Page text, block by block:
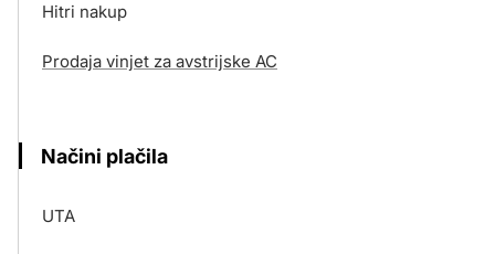
Hitri nakup
Prodaja vinjet za avstrijske AC
Načini plačila
UTA